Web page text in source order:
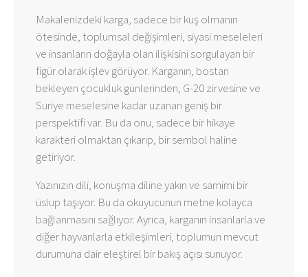
Makalenizdeki karga, sadece bir kuş olmanın
ötesinde, toplumsal değişimleri, siyasi meseleleri
ve insanların doğayla olan ilişkisini sorgulayan bir
figür olarak işlev görüyor. Karganın, bostan
bekleyen çocukluk günlerinden, G-20 zirvesine ve
Suriye meselesine kadar uzanan geniş bir
perspektifi var. Bu da onu, sadece bir hikaye
karakteri olmaktan çıkarıp, bir sembol haline
getiriyor.
Yazınızın dili, konuşma diline yakın ve samimi bir
üslup taşıyor. Bu da okuyucunun metne kolayca
bağlanmasını sağlıyor. Ayrıca, karganın insanlarla ve
diğer hayvanlarla etkileşimleri, toplumun mevcut
durumuna dair eleştirel bir bakış açısı sunuyor.